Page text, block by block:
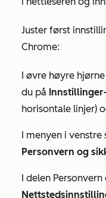
Juster først
Chrome:
I øvre høyre
du på
horisontale linjer)
I menyen i
Personvern og
I delen